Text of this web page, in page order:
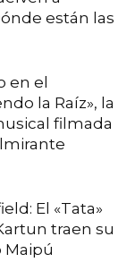
están las
en el
la Raíz», la
filmada
El «Tata»
traen su
Maipú